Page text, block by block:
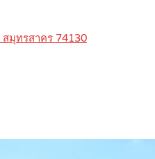
มุทรสาคร 74130